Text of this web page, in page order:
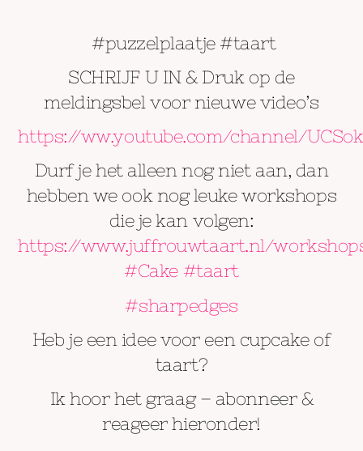
#puzzelplaatje #taart
SCHRIJF U IN & Druk op de
meldingsbel voor nieuwe video’s
https://ww.youtube.com/channel/
Durf je het alleen nog niet aan, dan
hebben we ook nog leuke workshops
die je kan volgen:
https://www.juffrouwtaart.nl/
#Cake #taart
#sharpedges
Heb je een idee voor een cupcake of
taart?
Ik hoor het graag – abonneer &
reageer hieronder!